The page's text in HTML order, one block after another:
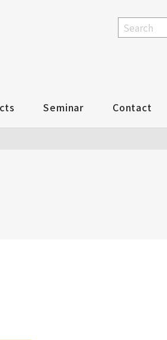
Seminar Contact